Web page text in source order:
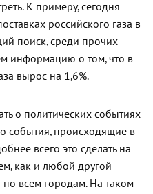
К примеру, сегодня
российского газа в
поиск, среди прочих
информацию о том, что в
вырос на 1,6%.
о политических событиях
события, происходящие в
всего это сделать на
как и любой другой
всем городам. На таком